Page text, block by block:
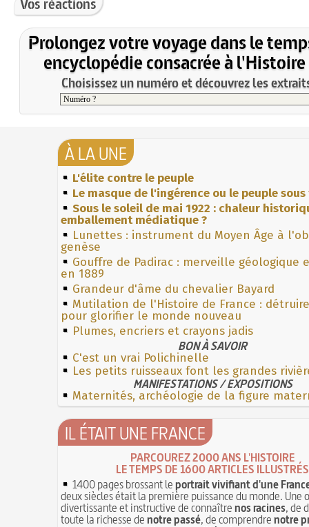
Prolongez votre voyage dans le
encyclopédie consacrée à l'Histoire
Choisissez un numéro et découvrez les
À LA UNE
L'élite contre le peuple
Le masque de l'ingérence ou le peuple
Sous le soleil de mai 1922 : chaleur
emballement médiatique ?
Lunettes : instrument du Moyen Âge à
genèse
Gouffre de Padirac : merveille géologique
en 1889
Grandeur d'âme du chevalier Bayard
Mutilation de l'Histoire de France :
pour glorifier le monde nouveau
Plumes, encriers et crayons jadis
BON À SAVOIR
C'est un vrai Polichinelle
Les petits ruisseaux font les grandes
MANIFESTATIONS / EXPOSITIONS
Maternités, archéologie de la figure
IL ÉTAIT UNE FRANCE
PARCOUREZ 2000 ANS L'HISTOIRE
LE TEMPS DE 1600 ARTICLES ILLUSTRÉS
1400 pages brossant leportrait vivifiant d'une
deux siècles était la première puissance du monde. Une
divertissante et instructive de connaîtrenos racines, de
toute la richesse denotre passé, de comprendrenotre